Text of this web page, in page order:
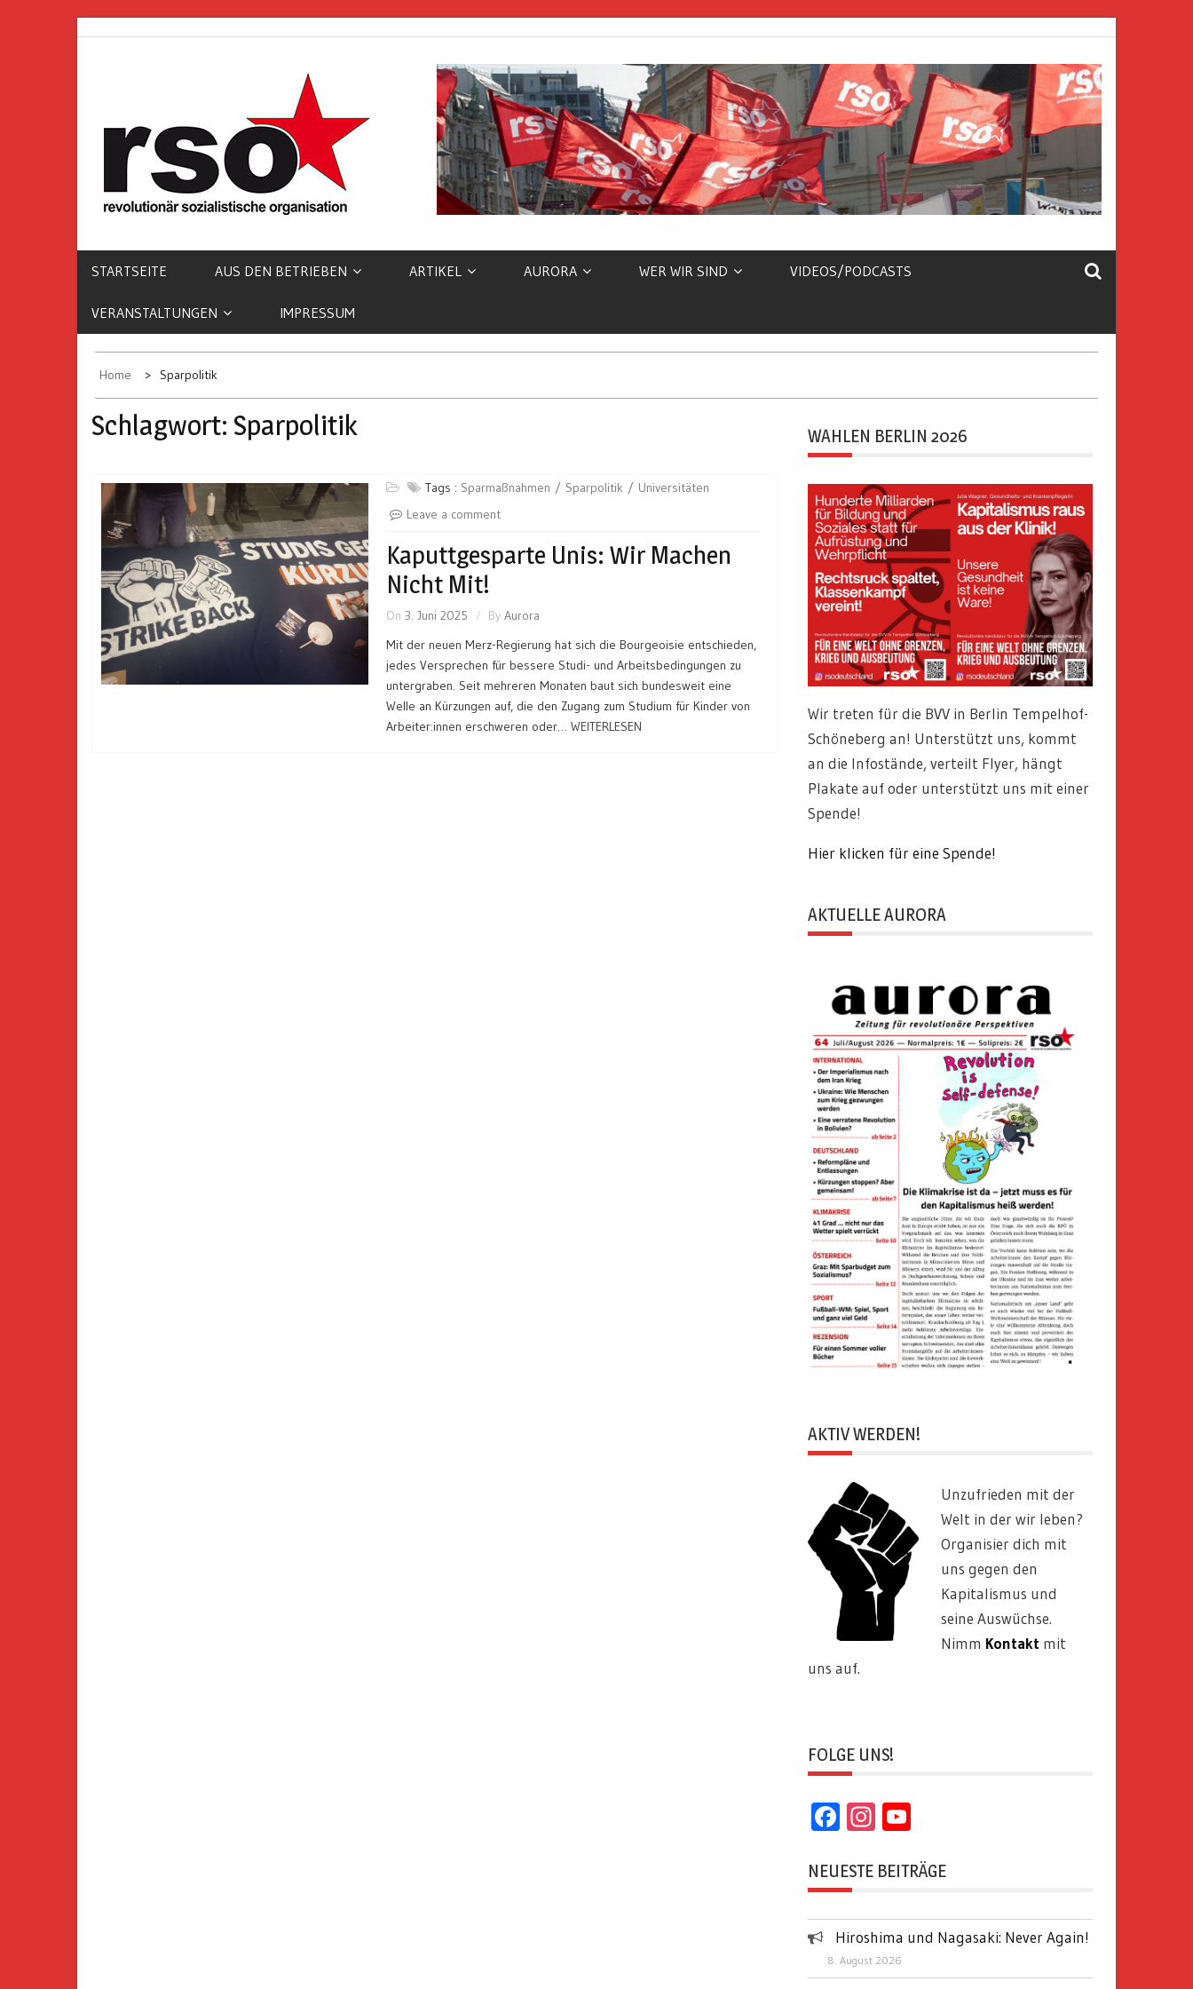
REVOLUTIONÄR
SOZIALISTISCHE
ORGANISATION
STARTSEITE AUS DEN BETRIEBEN ARTIKEL AURORA WER WIR SIND VIDEOS/PODCASTS
VERANSTALTUNGEN IMPRESSUM
Home Sparpolitik
Schlagwort: Sparpolitik
Tags : Sparmaßnahmen Sparpolitik
Universitäten
Leave a comment
Kaputtgesparte Unis: Wir Machen
Nicht Mit!
On 3. Juni 2025 By Aurora
Mit der neuen Merz-Regierung hat sich die Bourgeoisie entschieden,
jedes Versprechen für bessere Studi- und Arbeitsbedingungen zu
untergraben. Seit mehreren Monaten baut sich bundesweit eine
Welle an Kürzungen auf, die den Zugang zum Studium für Kinder von
Arbeiter:innen erschweren oder… WEITERLESEN
WAHLEN BERLIN 2026
Wir treten für die BVV in Berlin Tempelhof-
Schöneberg an! Unterstützt uns, kommt
an die Infostände, verteilt Flyer, hängt
Plakate auf oder unterstützt uns mit einer
Spende!
Hier klicken für eine Spende!
AKTUELLE AURORA
AKTIV WERDEN!
Unzufrieden mit der
Welt in der wir leben?
Organisier dich mit
uns gegen den
Kapitalismus und
seine Auswüchse.
Nimm Kontakt mit
uns auf.
FOLGE UNS!
Facebook
Instagram
YouTube
NEUESTE BEITRÄGE
Hiroshima und Nagasaki: Never Again!
8. August 2026